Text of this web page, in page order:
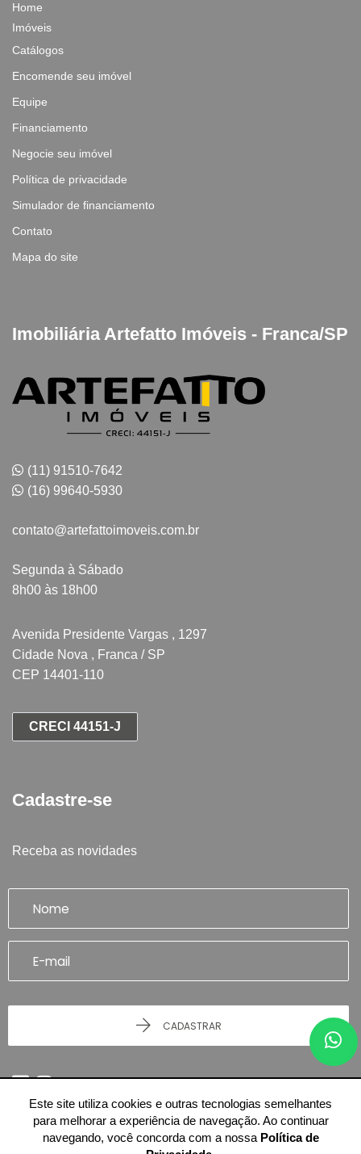
Home
Imóveis
Catálogos
Encomende seu imóvel
Equipe
Financiamento
Negocie seu imóvel
Política de privacidade
Simulador de financiamento
Contato
Mapa do site
Imobiliária Artefatto Imóveis - Franca/SP
(11) 91510-7642
(16) 99640-5930
contato@artefattoimoveis.com.br
Segunda à Sábado
8h00 às 18h00
Avenida Presidente Vargas , 1297
Cidade Nova , Franca / SP
CEP 14401-110
CRECI 44151-J
Cadastre-se
Receba as novidades
CADASTRAR
Este site utiliza cookies e outras tecnologias semelhantes
para melhorar a experiência de navegação. Ao continuar
navegando, você concorda com a nossa Política de